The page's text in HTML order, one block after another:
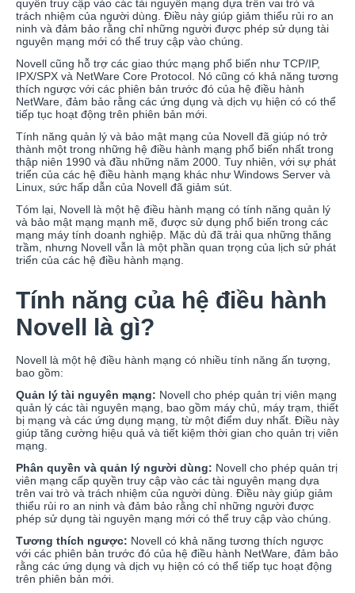
quyền truy cập vào các tài nguyên mạng dựa trên vai trò và
trách nhiệm của người dùng. Điều này giúp giảm thiểu rủi ro an
ninh và đảm bảo rằng chỉ những người được phép sử dụng tài
nguyên mạng mới có thể truy cập vào chúng.
Novell cũng hỗ trợ các giao thức mạng phổ biến như TCP/IP,
IPX/SPX và NetWare Core Protocol. Nó cũng có khả năng tương
thích ngược với các phiên bản trước đó của hệ điều hành
NetWare, đảm bảo rằng các ứng dụng và dịch vụ hiện có có thể
tiếp tục hoạt động trên phiên bản mới.
Tính năng quản lý và bảo mật mạng của Novell đã giúp nó trở
thành một trong những hệ điều hành mạng phổ biến nhất trong
thập niên 1990 và đầu những năm 2000. Tuy nhiên, với sự phát
triển của các hệ điều hành mạng khác như Windows Server và
Linux, sức hấp dẫn của Novell đã giảm sút.
Tóm lại, Novell là một hệ điều hành mạng có tính năng quản lý
và bảo mật mạng mạnh mẽ, được sử dụng phổ biến trong các
mạng máy tính doanh nghiệp. Mặc dù đã trải qua những thăng
trầm, nhưng Novell vẫn là một phần quan trọng của lịch sử phát
triển của các hệ điều hành mạng.
Tính năng của hệ điều hành
Novell là gì?
Novell là một hệ điều hành mạng có nhiều tính năng ấn tượng,
bao gồm:
Quản lý tài nguyên mạng: Novell cho phép quản trị viên mạng
quản lý các tài nguyên mạng, bao gồm máy chủ, máy trạm, thiết
bị mạng và các ứng dụng mạng, từ một điểm duy nhất. Điều này
giúp tăng cường hiệu quả và tiết kiệm thời gian cho quản trị viên
mạng.
Phân quyền và quản lý người dùng: Novell cho phép quản trị
viên mạng cấp quyền truy cập vào các tài nguyên mạng dựa
trên vai trò và trách nhiệm của người dùng. Điều này giúp giảm
thiểu rủi ro an ninh và đảm bảo rằng chỉ những người được
phép sử dụng tài nguyên mạng mới có thể truy cập vào chúng.
Tương thích ngược: Novell có khả năng tương thích ngược
với các phiên bản trước đó của hệ điều hành NetWare, đảm bảo
rằng các ứng dụng và dịch vụ hiện có có thể tiếp tục hoạt động
trên phiên bản mới.